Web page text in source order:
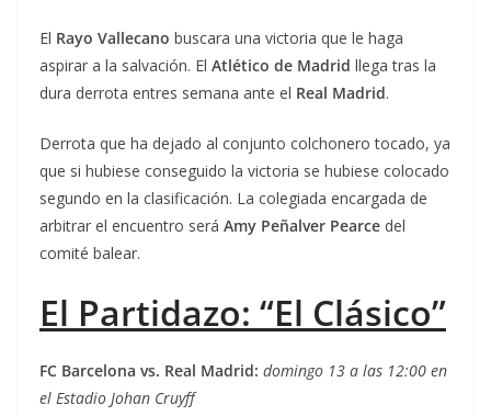
El Rayo Vallecano buscara una victoria que le haga
aspirar a la salvación. El Atlético de Madrid llega tras la
dura derrota entres semana ante el Real Madrid.
Derrota que ha dejado al conjunto colchonero tocado, ya
que si hubiese conseguido la victoria se hubiese colocado
segundo en la clasificación. La colegiada encargada de
arbitrar el encuentro será Amy Peñalver Pearce del
comité balear.
El Partidazo: “El Clásico”
FC Barcelona vs. Real Madrid: domingo 13 a las 12:00 en
el Estadio Johan Cruyff